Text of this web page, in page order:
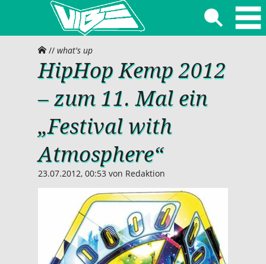
// what's up
HipHop Kemp 2012
– zum 11. Mal ein
„Festival with
Atmosphere“
23.07.2012, 00:53 von Redaktion